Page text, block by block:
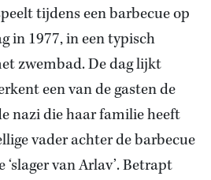
tijdens een barbecue op
in 1977, in een typisch
zwembad. De dag lijkt
een van de gasten de
nazi die haar familie heeft
vader achter de barbecue
van Arlav’. Betrapt